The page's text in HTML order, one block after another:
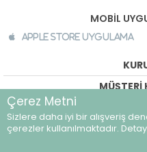
MOBİL
Apple Store Uygulama
MÜŞTERİ
©breeze.com.tr -
Çerez Metni
Sizlere daha iyi bir alışveriş
çerezler kullanılmaktadır.